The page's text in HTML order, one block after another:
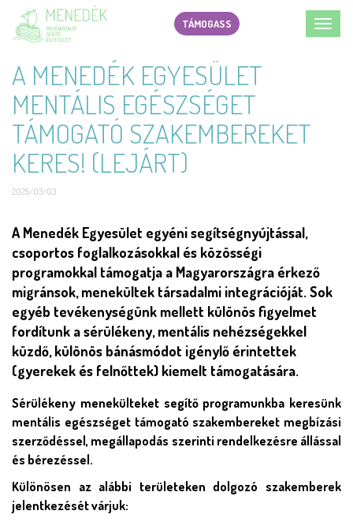
Ugrás
TÁMOGASS
A MENEDÉK EGYESÜLET
MENTÁLIS EGÉSZSÉGET
TÁMOGATÓ SZAKEMBEREKET
KERES! (LEJÁRT)
2025/03/03
Short
description
A Menedék Egyesület egyéni segítségnyújtással,
csoportos foglalkozásokkal és közösségi
programokkal támogatja a Magyarországra érkező
migránsok, menekültek társadalmi integrációját. Sok
egyéb tevékenységünk mellett különös figyelmet
fordítunk a sérülékeny, mentális nehézségekkel
küzdő, különös bánásmódot igénylő érintettek
(gyerekek és felnőttek) kiemelt támogatására.
Törzs
Sérülékeny menekülteket segítő programunkba keresünk
mentális egészséget támogató szakembereket megbízási
szerződéssel, megállapodás szerinti rendelkezésre állással
és bérezéssel.
Különösen az alábbi területeken dolgozó szakemberek
jelentkezését várjuk: